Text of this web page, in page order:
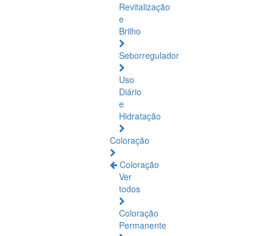
Revitalização
e
Brilho
Seborregulador
Uso
Diário
e
Hidratação
Coloração
Coloração
Ver
todos
Coloração
Permanente